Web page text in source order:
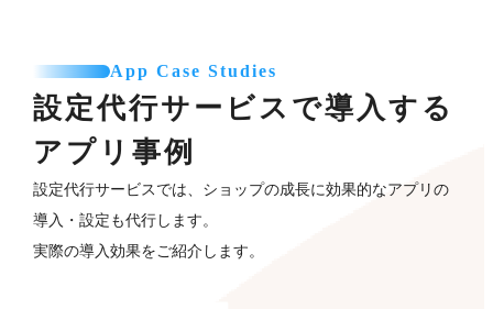
App Case Studies
設定代行サービスで導入する
アプリ事例
設定代行サービスでは、ショップの成長に効果的なアプリの
導入・設定も代行します。
実際の導入効果をご紹介します。